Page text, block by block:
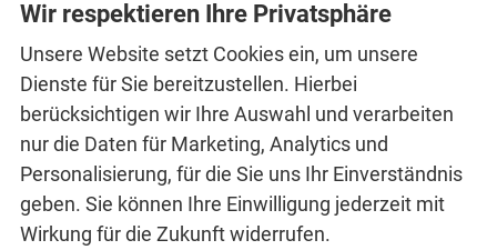
Wir respektieren Ihre Privatsphäre
Unsere Website setzt Cookies ein, um unsere
Dienste für Sie bereitzustellen. Hierbei
berücksichtigen wir Ihre Auswahl und verarbeiten
nur die Daten für Marketing, Analytics und
Personalisierung, für die Sie uns Ihr Einverständnis
geben. Sie können Ihre Einwilligung jederzeit mit
Wirkung für die Zukunft widerrufen.